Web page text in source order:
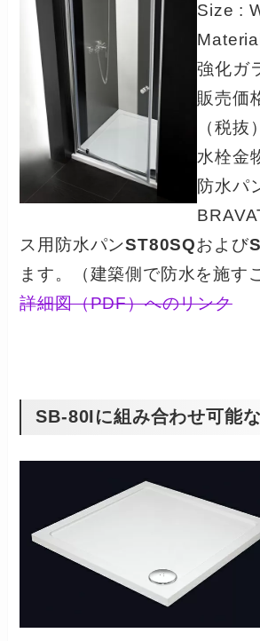
Size :
強化ガ
販売価
（税抜）
水栓金
防水パ
ス用防水パンST80SQおよび
ます。（建築側で防水を施す
詳細図（PDF）へのリンク
SB-80Iに組み合わせ可能